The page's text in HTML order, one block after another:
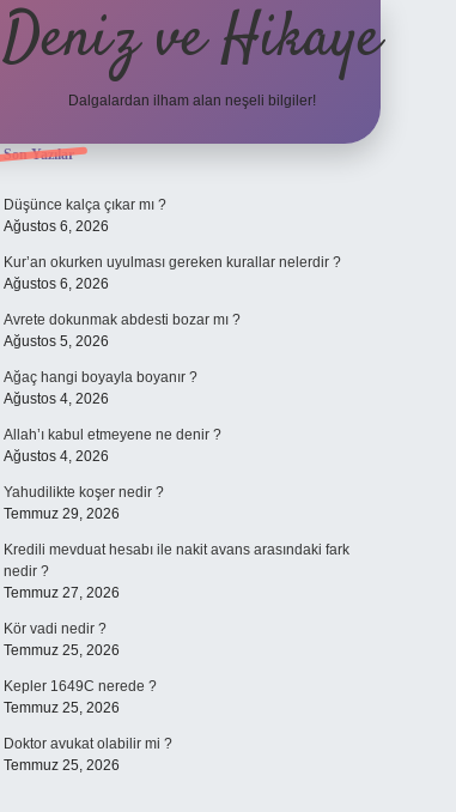
Deniz ve Hikaye
Dalgalardan ilham alan neşeli bilgiler!
Sidebar
Son Yazılar
Düşünce kalça çıkar mı ?
Ağustos 6, 2026
Kur’an okurken uyulması gereken kurallar nelerdir ?
Ağustos 6, 2026
Avrete dokunmak abdesti bozar mı ?
Ağustos 5, 2026
Ağaç hangi boyayla boyanır ?
Ağustos 4, 2026
Allah’ı kabul etmeyene ne denir ?
Ağustos 4, 2026
Yahudilikte koşer nedir ?
Temmuz 29, 2026
Kredili mevduat hesabı ile nakit avans arasındaki fark
nedir ?
Temmuz 27, 2026
Kör vadi nedir ?
Temmuz 25, 2026
Kepler 1649C nerede ?
Temmuz 25, 2026
Doktor avukat olabilir mi ?
Temmuz 25, 2026
ilbet yeni giriş